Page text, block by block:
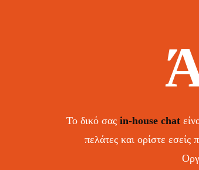
Το δικό σας in-house chat
πελάτες και ορίστε